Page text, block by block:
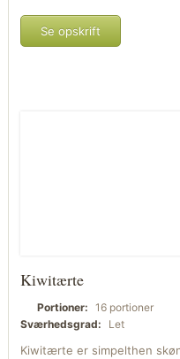
Se opskrift
Kiwitærte
Portioner: 16 portioner
Sværhedsgrad:
Let
Kiwitærte er simpelthen